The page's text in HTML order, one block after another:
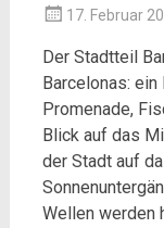
17. Februar
Der Stadtteil
Barcelonas:
Promenade,
Blick auf das
der Stadt auf
Wellen werden